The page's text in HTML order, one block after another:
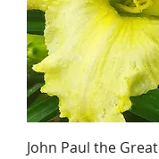
John Paul the Great